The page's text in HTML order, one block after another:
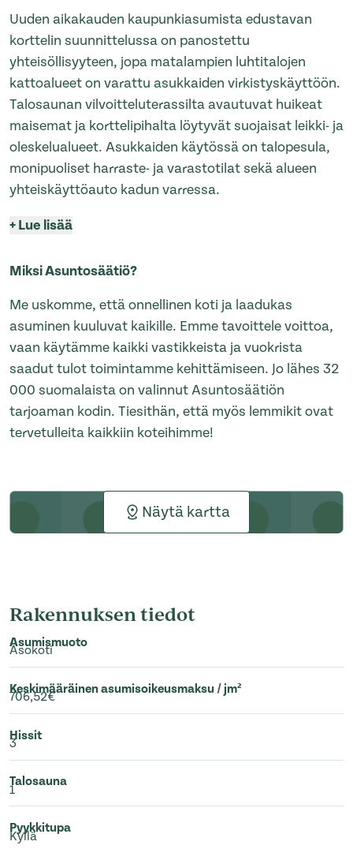
Uuden aikakauden kaupunkiasumista edustavan
korttelin suunnittelussa on panostettu
yhteisöllisyyteen, jopa matalampien luhtitalojen
kattoalueet on varattu asukkaiden virkistyskäyttöön.
Talosaunan vilvoitteluterassilta avautuvat huikeat
maisemat ja korttelipihalta löytyvät suojaisat leikki- ja
oleskelualueet. Asukkaiden käytössä on talopesula,
monipuoliset harraste- ja varastotilat sekä alueen
yhteiskäyttöauto kadun varressa.
+Lue lisää
Miksi Asuntosäätiö?
Me uskomme, että onnellinen koti ja laadukas
asuminen kuuluvat kaikille. Emme tavoittele voittoa,
vaan käytämme kaikki vastikkeista ja vuokrista
saadut tulot toimintamme kehittämiseen. Jo lähes 32
000 suomalaista on valinnut Asuntosäätiön
tarjoaman kodin. Tiesithän, että myös lemmikit ovat
tervetulleita kaikkiin koteihimme!
Näytä kartta
Rakennuksen tiedot
Asumismuoto
Asokoti
Keskimääräinen asumisoikeusmaksu / jm²
706,52€
Hissit
3
Talosauna
1
Pyykkitupa
Kyllä